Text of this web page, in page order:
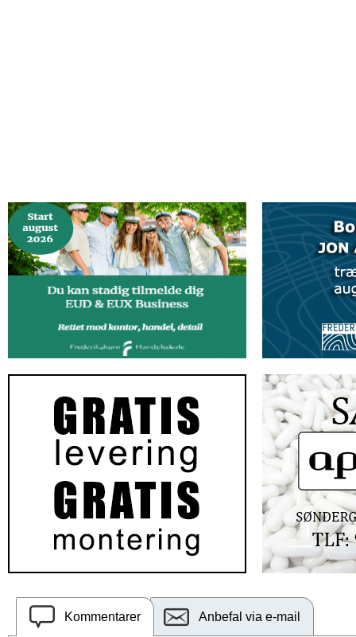
Kommentarer Anbefal via e-mail